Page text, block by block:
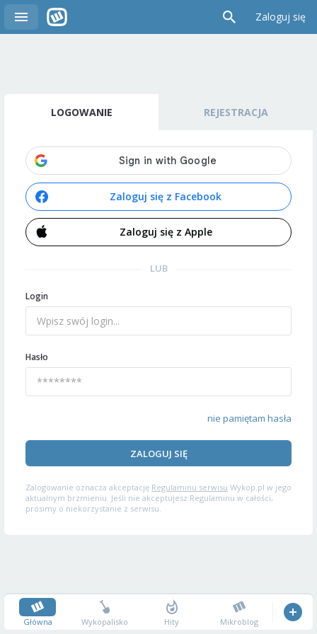
Zaloguj się
LOGOWANIE REJESTRACJA
Zaloguj się z Facebook
Zaloguj się z Apple
LUB
Login
Hasło
nie pamiętam hasła
ZALOGUJ SIĘ
Zalogowanie oznacza akceptację Regulaminu serwisu Wykop.pl w jego
aktualnym brzmieniu. Jeśli nie akceptujesz Regulaminu w całości,
prosimy o niekorzystanie z serwisu.
Główna Wykopalisko Hity Mikroblog